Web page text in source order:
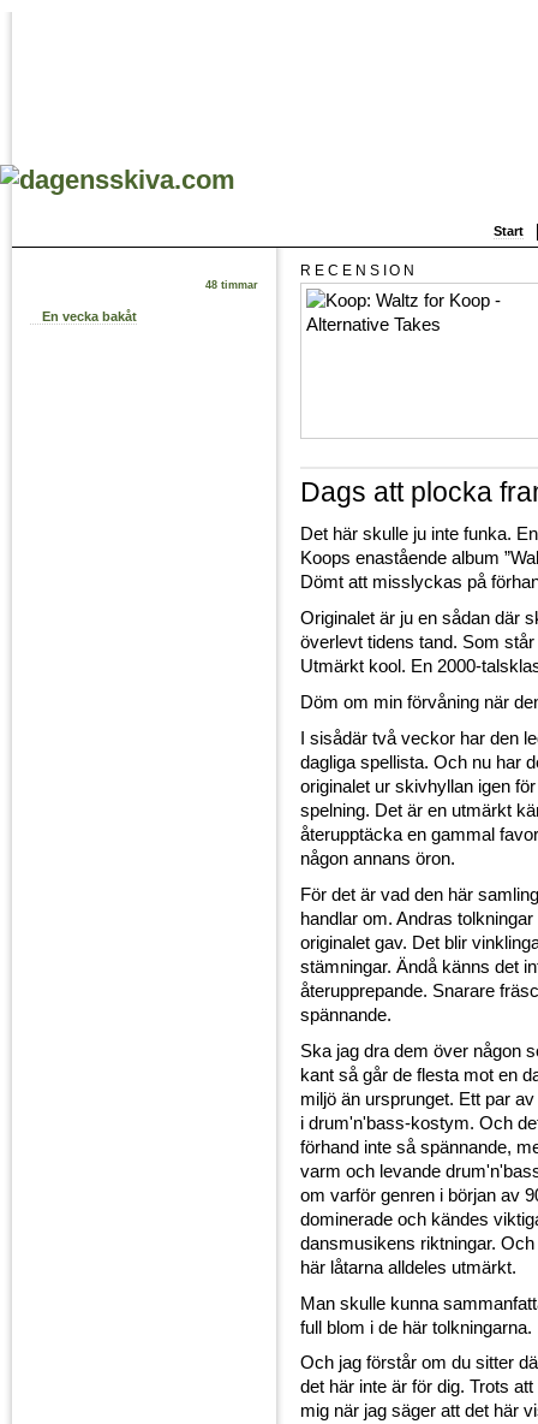
Start
48 timmar
En vecka bakåt
RECENSION
Dags att plocka
Det här skulle ju inte funka.
Koops enastående album
Dömt att misslyckas på
Originalet är ju en sådan där
överlevt tidens tand. Som
Utmärkt kool. En 2000-
Döm om min förvåning när
I sisådär två veckor har den
dagliga spellista. Och nu har
originalet ur skivhyllan igen
spelning. Det är en utmärkt
återupptäcka en gammal
någon annans öron.
För det är vad den här
handlar om. Andras
originalet gav. Det blir
stämningar. Ändå känns det
återupprepande. Snarare
spännande.
Ska jag dra dem över någon
kant så går de flesta mot en
miljö än ursprunget. Ett par
i drum'n'bass-kostym. Och
förhand inte så spännande,
varm och levande
om varför genren i början av
dominerade och kändes
dansmusikens riktningar.
här låtarna alldeles utmärkt.
Man skulle kunna
full blom i de här tolkningarna.
Och jag förstår om du sitter
det här inte är för dig. Trots
mig när jag säger att det här